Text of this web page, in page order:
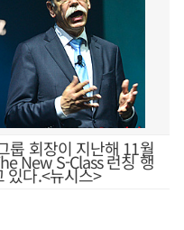
룹 회장이 지난해 11월
New S-Class 런칭 행
있다.<뉴시스>